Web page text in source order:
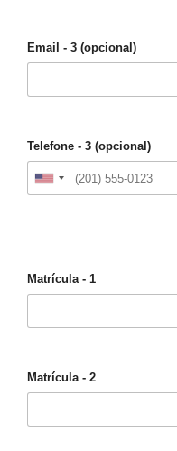
Email - 3 (opcional)
Telefone - 3 (opcional)
Matrícula - 1
Matrícula - 2